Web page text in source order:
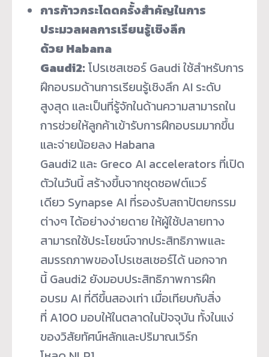
การก้าวกระโดดครั้งสำคัญในการ
ประมวลผลการเรียนรู้เชิงลึก
ด้วย Habana
Gaudi2: โปรเซสเซอร์ Gaudi ใช้สำหรับการ
ฝึกอบรมด้านการเรียนรู้เชิงลึก AI ระดับ
สูงสุด และเป็นที่รู้จักในด้านความสามารถใน
การช่วยให้ลูกค้าเข้ารับการฝึกอบรมมากขึ้น
และจ่ายน้อยลง Habana
Gaudi2 และ Greco AI accelerators ที่เปิด
ตัวในวันนี้ สร้างขึ้นจากชุดซอฟต์แวร์
เดียว Synapse AI ที่รองรับสถาปัตยกรรม
ต่างๆ ได้อย่างง่ายดาย ให้ผู้ใช้ปลายทาง
สามารถใช้ประโยชน์จากประสิทธิภาพและ
สมรรถภาพของโปรเซสเซอร์ได้ นอกจาก
นี้ Gaudi2 ยังมอบประสิทธิภาพการฝึก
อบรม AI ที่ดีขึ้นสองเท่า เมื่อเทียบกับสิ่ง
ที่ A100 มอบให้ในตลาดในปัจจุบัน ทั้งในแง่
ของวิสัยทัศน์หลักและปริมาณเวิร์ก